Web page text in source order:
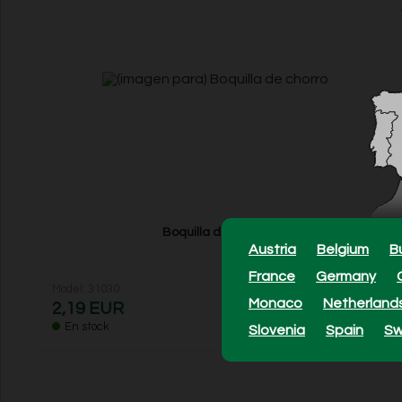
Austria Belgium
France
Germany
Monaco
Slovenia
Spain
Boquilla de chorro
2,19 EUR
En stock